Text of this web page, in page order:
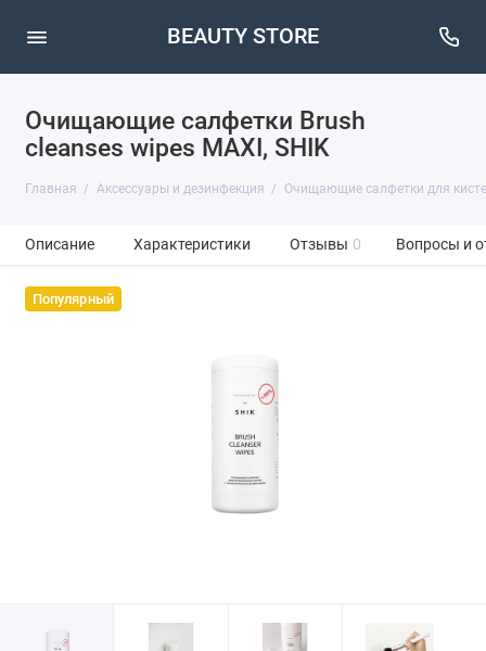
BEAUTY STORE
Очищающие салфетки Brush
cleanses wipes MAXI, SHIK
Главная Аксессуары и дезинфекция Очищающие салфетки для
Описание Характеристики Отзывы 0 Вопросы и
Популярный